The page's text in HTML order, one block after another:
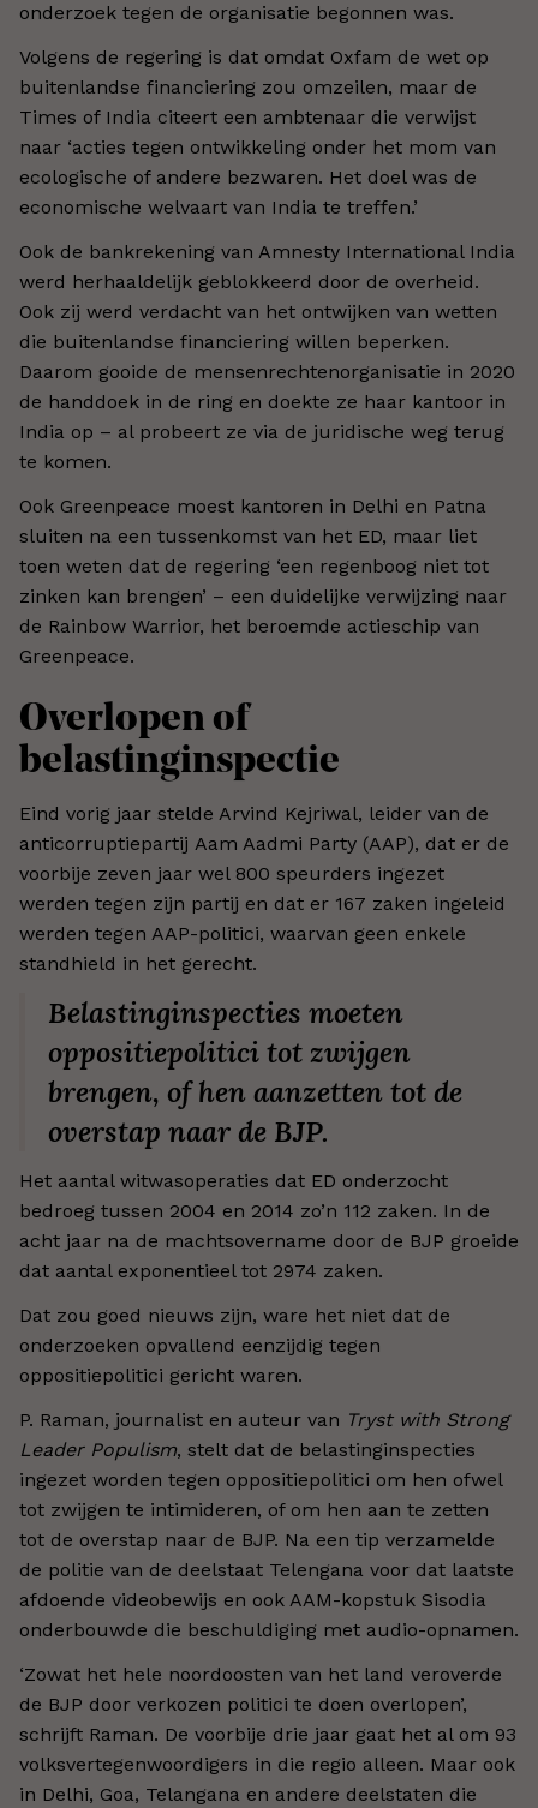
onderzoek tegen de organisatie begonnen was.
Volgens de regering is dat omdat Oxfam de wet op
buitenlandse financiering zou omzeilen, maar de
Times of India citeert een ambtenaar die verwijst
naar ‘acties tegen ontwikkeling onder het mom van
ecologische of andere bezwaren. Het doel was de
economische welvaart van India te treffen.’
Ook de bankrekening van Amnesty International India
werd herhaaldelijk geblokkeerd door de overheid.
Ook zij werd verdacht van het ontwijken van wetten
die buitenlandse financiering willen beperken.
Daarom gooide de mensenrechtenorganisatie in 2020
de handdoek in de ring en doekte ze haar kantoor in
India op – al probeert ze via de juridische weg terug
te komen.
Ook Greenpeace moest kantoren in Delhi en Patna
sluiten na een tussenkomst van het ED, maar liet
toen weten dat de regering ‘een regenboog niet tot
zinken kan brengen’ – een duidelijke verwijzing naar
de Rainbow Warrior, het beroemde actieschip van
Greenpeace.
Overlopen of
belastinginspectie
Eind vorig jaar stelde Arvind Kejriwal, leider van de
anticorruptiepartij Aam Aadmi Party (AAP), dat er de
voorbije zeven jaar wel 800 speurders ingezet
werden tegen zijn partij en dat er 167 zaken ingeleid
werden tegen AAP-politici, waarvan geen enkele
standhield in het gerecht.
Belastinginspecties moeten
oppositiepolitici tot zwijgen
brengen, of hen aanzetten tot de
overstap naar de BJP.
Het aantal witwasoperaties dat ED onderzocht
bedroeg tussen 2004 en 2014 zo’n 112 zaken. In de
acht jaar na de machtsovername door de BJP groeide
dat aantal exponentieel tot 2974 zaken.
Dat zou goed nieuws zijn, ware het niet dat de
onderzoeken opvallend eenzijdig tegen
oppositiepolitici gericht waren.
P. Raman, journalist en auteur van Tryst with Strong
Leader Populism, stelt dat de belastinginspecties
ingezet worden tegen oppositiepolitici om hen ofwel
tot zwijgen te intimideren, of om hen aan te zetten
tot de overstap naar de BJP. Na een tip verzamelde
de politie van de deelstaat Telengana voor dat laatste
afdoende videobewijs en ook AAM-kopstuk Sisodia
onderbouwde die beschuldiging met audio-opnamen.
‘Zowat het hele noordoosten van het land veroverde
de BJP door verkozen politici te doen overlopen’,
schrijft Raman. De voorbije drie jaar gaat het al om 93
volksvertegenwoordigers in die regio alleen. Maar ook
in Delhi, Goa, Telangana en andere deelstaten die